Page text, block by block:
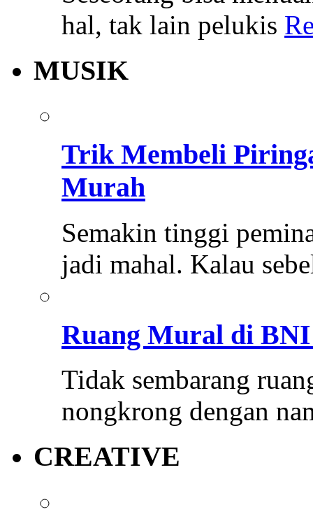
hal, tak lain pelukis
MUSIK
Trik Membeli
Murah
Semakin tinggi
jadi mahal. Kalau
Ruang Mural di BNI
Tidak sembarang
nongkrong dengan
CREATIVE